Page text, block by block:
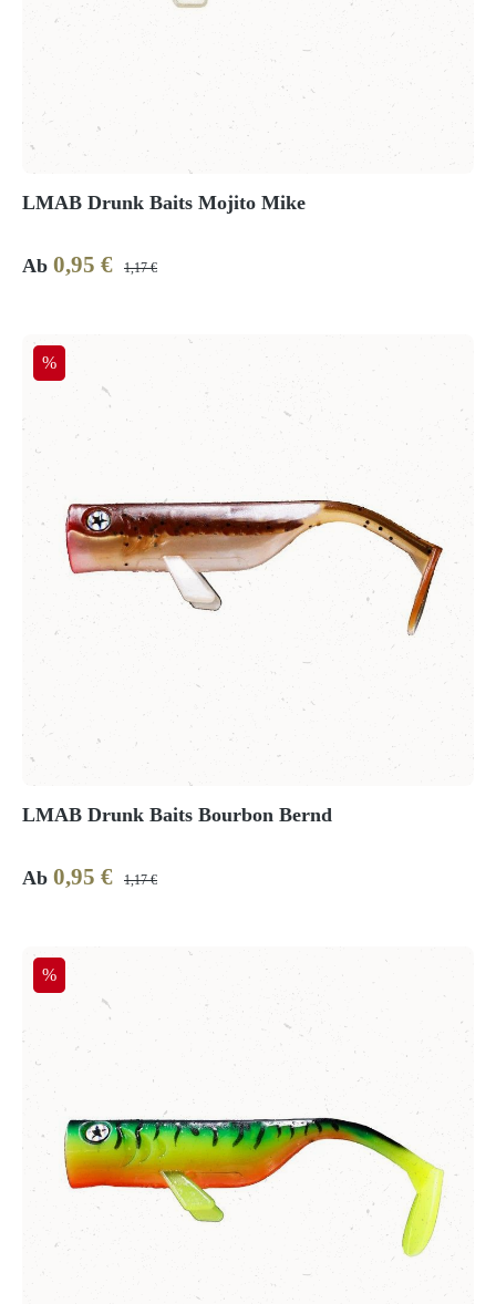
LMAB Drunk Baits Mojito Mike
Verkaufspreis:
Ab 0,95 € Regulärer Preis:
1,17 €
Rabatt
%
LMAB Drunk Baits Bourbon Bernd
Verkaufspreis:
Ab 0,95 € Regulärer Preis:
1,17 €
Rabatt
%